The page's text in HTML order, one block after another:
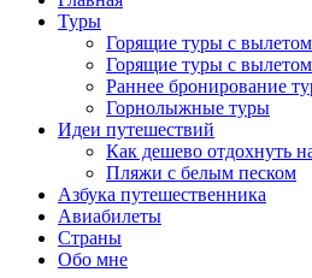
Туры
Горящие туры с
Горящие туры с
Раннее бронирование
Горнолыжные туры
Идеи путешествий
Как дешево отдохнуть
Пляжи с белым песком
Азбука путешественника
Авиабилеты
Страны
Обо мне